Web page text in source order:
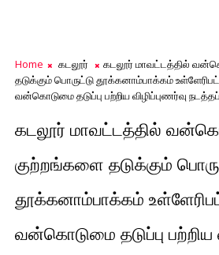
Home கடலூர்
கடலூர் மாவட்டத்தில்
தடுக்கும் பொருட்டு தூக்கனாம்பாக்கம்
வன்கொடுமை தடுப்பு பற்றிய விழிப்புணர்வு
கடலூர் மாவட்டத்தில்
குற்றங்களை தடுக்கும்
தூக்கனாம்பாக்கம்
வன்கொடுமை தடுப்பு பற்றிய